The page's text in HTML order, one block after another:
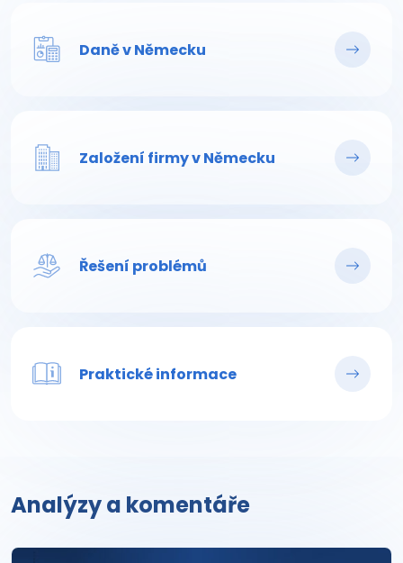
Daně v Německu
Založení firmy v Německu
Řešení problémů
Praktické informace
Analýzy a komentáře